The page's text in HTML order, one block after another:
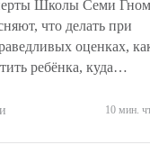
Школы Семи
что делать при
оценках,
ребёнка, куда
ситуацию.
10 мин.